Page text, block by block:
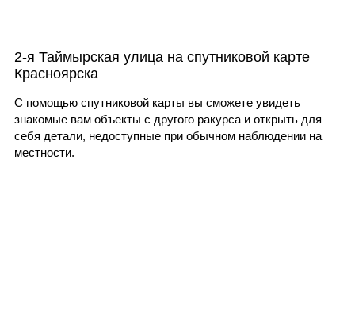
2-я Таймырская улица на спутниковой карте
Красноярска
С помощью спутниковой карты вы сможете увидеть
знакомые вам объекты с другого ракурса и открыть для
себя детали, недоступные при обычном наблюдении на
местности.